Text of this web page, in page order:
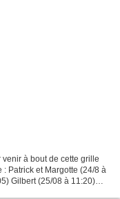
venir à bout de cette grille
Patrick et Margotte (24/8 à
Gilbert (25/08 à 11:20)